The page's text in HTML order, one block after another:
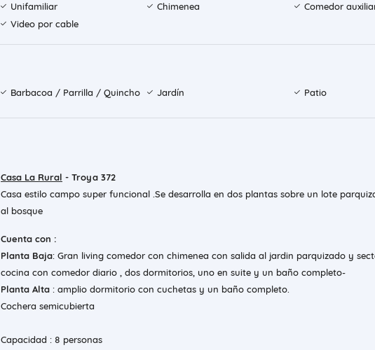
Unifamiliar
Chimenea
Comedor
Video por cable
Barbacoa / Parrilla / Quincho Jardín Patio
Casa La Rural - Troya 372
Casa estilo campo super funcional .Se desarrolla en dos plantas sobre un lote
al bosque
Cuenta con :
Planta Baja: Gran living comedor con chimenea con salida al jardin parquizado y
cocina con comedor diario , dos dormitorios, uno en suite y un baño completo-
Planta Alta : amplio dormitorio con cuchetas y un baño completo.
Cochera semicubierta
Capacidad : 8 personas